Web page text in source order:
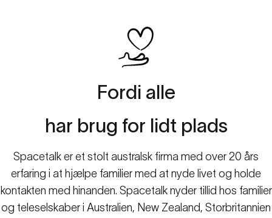
Fordi alle
har brug for lidt plads
Spacetalk er et stolt australsk firma med over 20 års
erfaring i at hjælpe familier med at nyde livet og holde
kontakten med hinanden. Spacetalk nyder tillid hos familier
og teleselskaber i Australien, New Zealand, Storbritannien